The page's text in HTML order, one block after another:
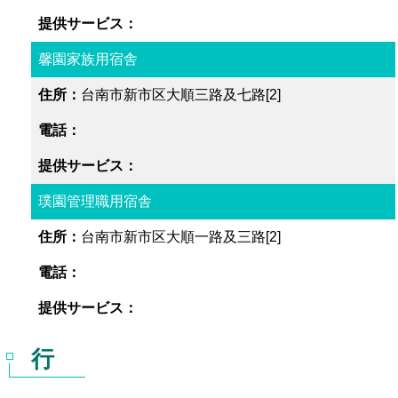
馨園家族用宿舎
台南市新市区大順三路及七路[2]
璞園管理職用宿舎
台南市新市区大順一路及三路[2]
行